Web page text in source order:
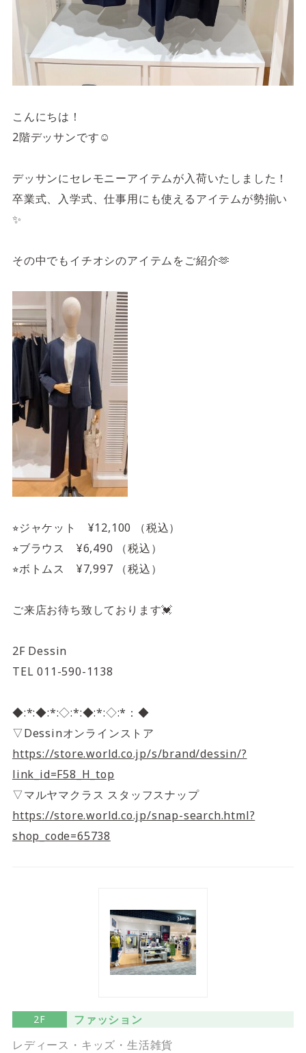
4F/5F Physical care floor
フィジカルケアフロア
営業時間 10:00 ~ 23:00
こんにちは！
2階デッサンです☺︎
デッサンにセレモニーアイテムが入荷いたしました！
卒業式、入学式、仕事用にも使えるアイテムが勢揃い
✨
その中でもイチオシのアイテムをご紹介🫶
⭐︎ジャケット ¥12,100 （税込）
⭐︎ブラウス ¥6,490 （税込）
⭐︎ボトムス ¥7,997 （税込）
ご来店お待ち致しております💓
2F Dessin
TEL011-590-1138
◆:*:◆:*:◇:*:◆:*:◇:*：◆
▽Dessinオンラインストア
https://store.world.co.jp/s/brand/dessin/?
link_id=F58_H_top
▽マルヤマクラス スタッフスナップ
https://store.world.co.jp/snap-search.html?
shop_code=65738
2F
ファッション
レディース・キッズ・生活雑貨